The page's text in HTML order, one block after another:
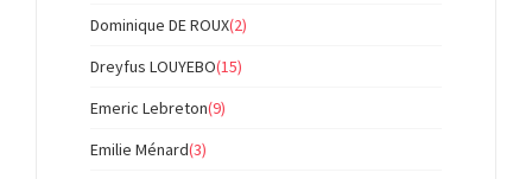
Dominique DE ROUX(2)
Dreyfus LOUYEBO(15)
Emeric Lebreton(9)
Emilie Ménard(3)